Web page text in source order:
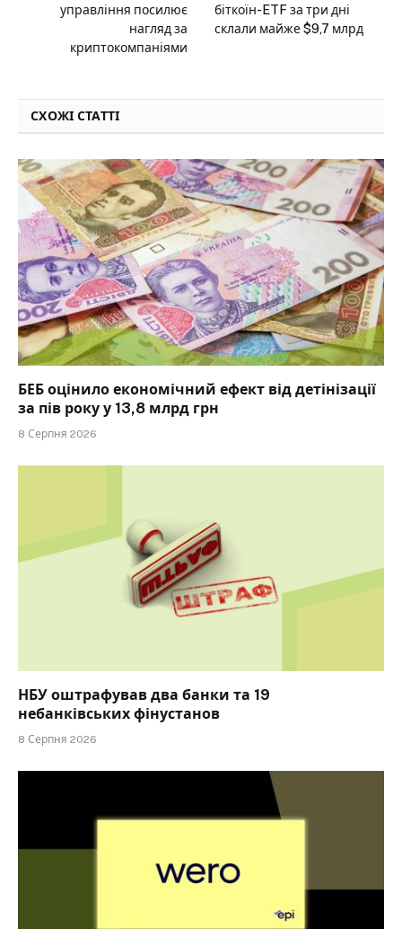
управління посилює
нагляд за
криптокомпаніями
біткоїн-ETF за три дні
склали майже $9,7 млрд
СХОЖІ СТАТТІ
БЕБ оцінило економічний ефект від детінізації
за пів року у 13,8 млрд грн
8 Серпня 2026
НБУ оштрафував два банки та 19
небанківських фінустанов
8 Серпня 2026